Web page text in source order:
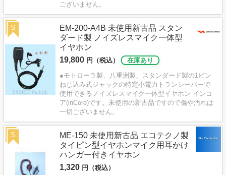
ございません。
EM-200-A4B 未使用新古品 スタン
ダード製 ノイズレスマイク一体型
イヤホン
19,800 円（税込）
在庫あり
●モトローラ製、八重洲製、スタンダード製の1ピン
ねじ込み式ジャックの特定小電力トランシーバーで
使用できるノイズレスマイク一体型イヤホン インコ
ア(inCore)です。未使用の新古品ですので傷や汚れは
一切ございません。
S
ME-150 未使用新古品 エコテクノ製
タイピン型イヤホンマイク用耳かけ
ハンガー付きイヤホン
1,320 円（税込）
S